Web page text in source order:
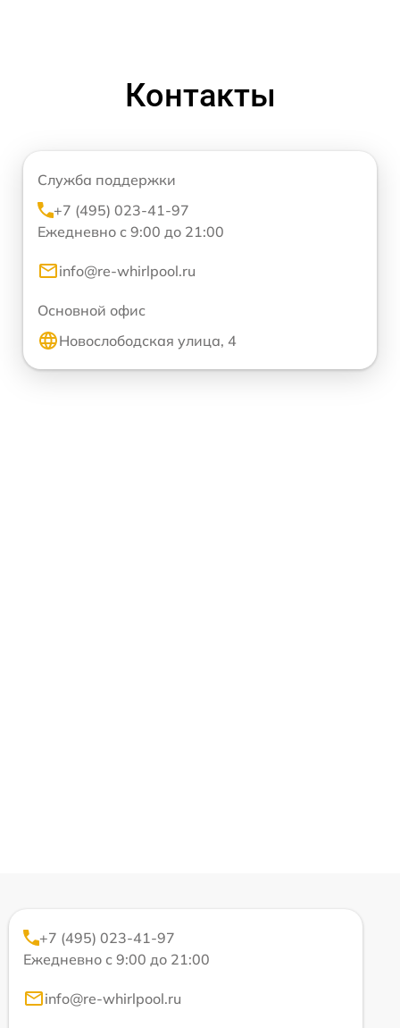
Контакты
Служба поддержки
+7 (495) 023-41-97
Ежедневно с 9:00 до 21:00
info@re-whirlpool.ru
Основной офис
Новослободская улица, 4
+7 (495) 023-41-97
Ежедневно с 9:00 до 21:00
info@re-whirlpool.ru